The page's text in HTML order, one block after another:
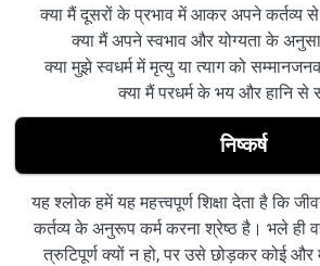
क्या मैं दूसरों के प्रभाव में आकर अपने कर्तव्य से
क्या मैं अपने स्वभाव और योग्यता के
क्या मुझे स्वधर्म में मृत्यु या त्याग को
क्या मैं परधर्म के भय और हानि से
निष्कर्ष
यह श्लोक हमें यह महत्त्वपूर्ण शिक्षा देता है कि
कर्तव्य के अनुरूप कर्म करना श्रेष्ठ है। भले ही
त्रुटिपूर्ण क्यों न हो, पर उसे छोड़कर कोई और